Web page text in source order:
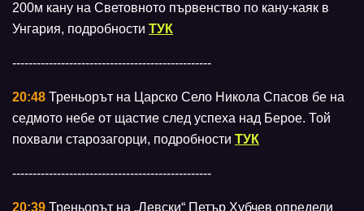
200м кану на Световното първенство по кану-каяк в
Унгария, подробности ТУК
-------------------------------------------------
20:48 Треньорът на Царско Село Никола Спасов бе на
седмото небе от щастие след успеха над Берое. Той
похвали старозагорци, подробности ТУК
-------------------------------------------------
20:39 Треньорът на „Левски“ Петър Хубчев определи